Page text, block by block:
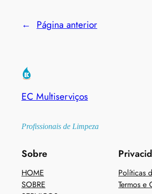
← Página anterior
EC Multiserviços
Profissionais de Limpeza
Sobre
HOME
SOBRE
Políticas
Termos e